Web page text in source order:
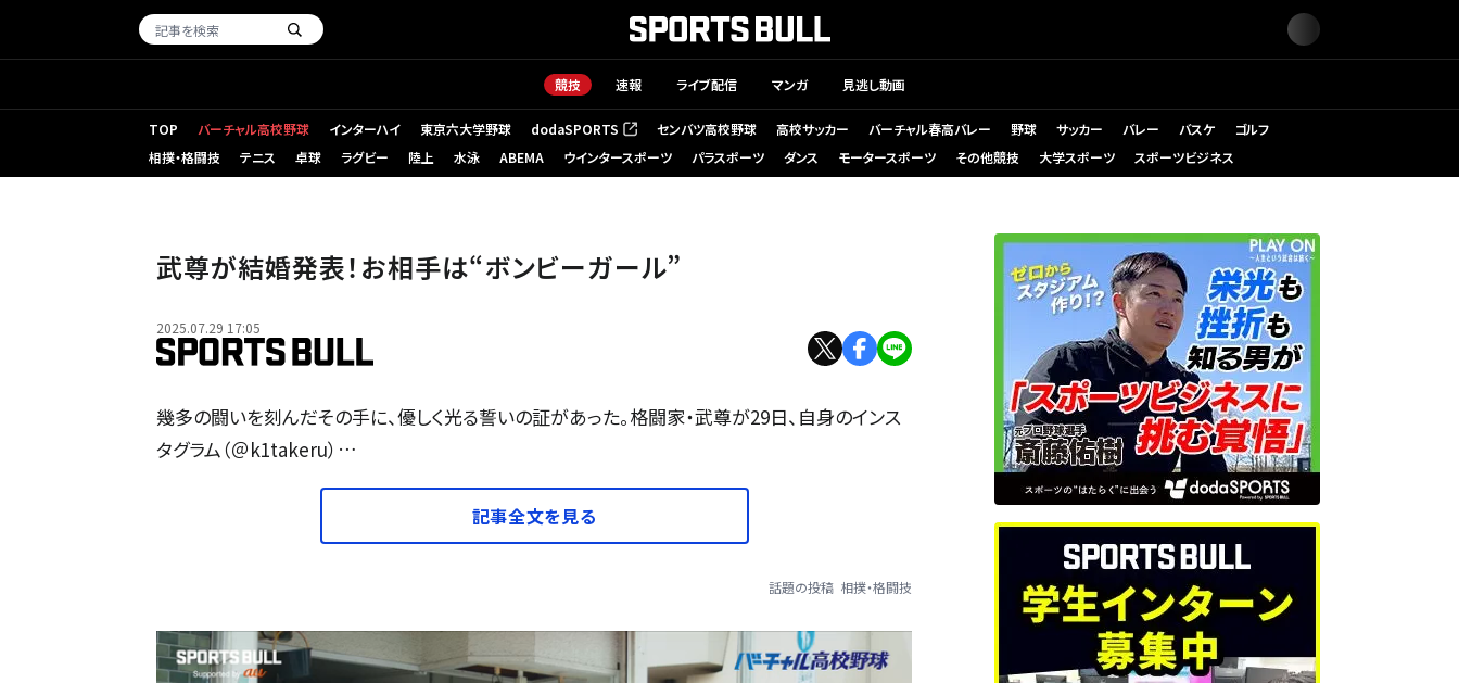
競技 速報 ライブ配信 マンガ 見逃し動画
TOP バーチャル高校野球 インターハイ 東京六大学野球 dodaSPORTS
（新しいタブで開く） センバツ高校野球 高校サッカー バーチャル春高バレー 野球 サッカー バレー バスケ
ゴルフ
相撲・格闘技
テニス 卓球 ラグビー 陸上 水泳 ABEMA ウインタースポーツ パラスポーツ ダンス モータースポーツ その他競技 大学スポーツ スポーツビジネス
武尊が結婚発表！お相手は“ボンビーガール”
2025.07.29 17:05
幾多の闘いを刻んだその手に、優しく光る誓いの証があった。格闘家・武尊が29日、自身のインス
タグラム（＠k1takeru）…
記事全文を見る
話題の投稿 相撲・格闘技